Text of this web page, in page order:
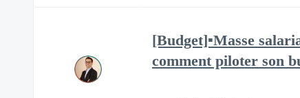
[Budget]▪️Masse
comment piloter son